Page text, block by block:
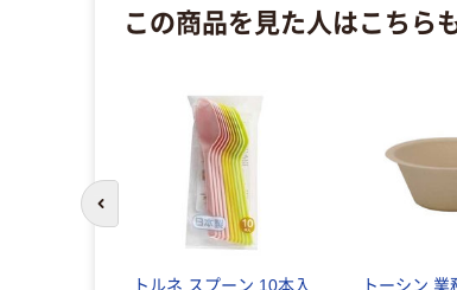
この商品を見た人はこちら
トルネ スプーン 10本入
トーシン
前のスライドへ